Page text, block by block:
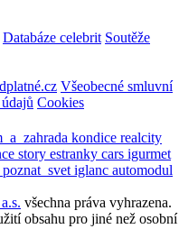
Databáze celebrit Soutěže
Všeobecné smluvní
Cookies
kondice realcity
story estranky cars igurmet
poznat_svet iglanc automodul
všechna práva vyhrazena.
obsahu pro jiné než osobní